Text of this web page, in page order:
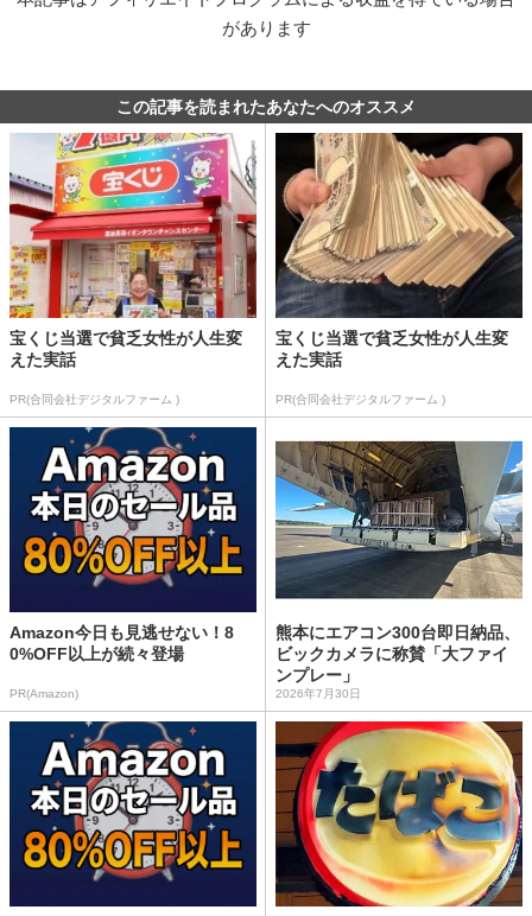
があります
この記事を読まれたあなたへのオススメ
宝くじ当選で貧乏女性が人生変
えた実話
PR(合同会社デジタルファーム )
宝くじ当選で貧乏女性が人生変
えた実話
PR(合同会社デジタルファーム )
Amazon今日も見逃せない！8
0%OFF以上が続々登場
PR(Amazon)
熊本にエアコン300台即日納品、
ビックカメラに称賛「大ファイ
ンプレー」
2026年7月30日